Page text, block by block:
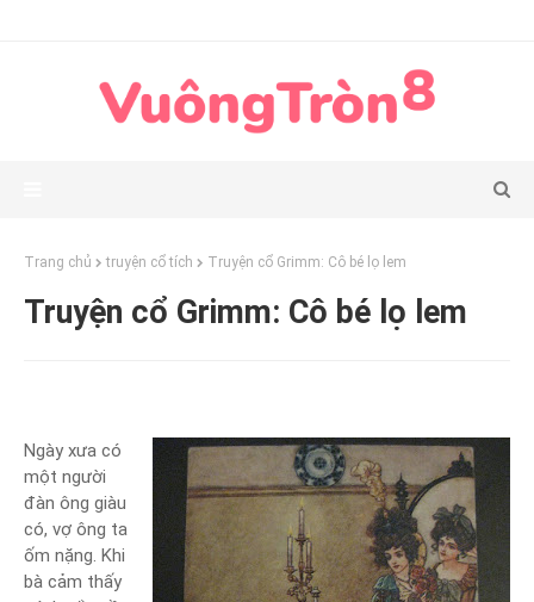
Trang chủ truyện cổ tích Truyện cổ Grimm: Cô bé lọ lem
Truyện cổ Grimm: Cô bé lọ lem
Ngày xưa có
một người
đàn ông giàu
có, vợ ông ta
ốm nặng. Khi
bà cảm thấy